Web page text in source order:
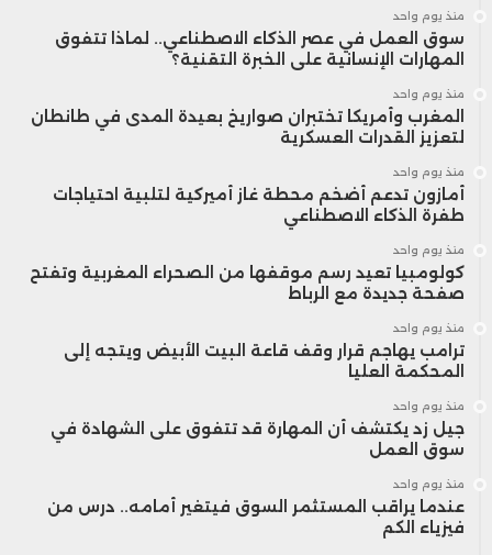
منذ يوم واحد
سوق العمل في عصر الذكاء الاصطناعي.. لماذا تتفوق
المهارات الإنسانية على الخبرة التقنية؟
منذ يوم واحد
المغرب وأمريكا تختبران صواريخ بعيدة المدى في طانطان
لتعزيز القدرات العسكرية
منذ يوم واحد
أمازون تدعم أضخم محطة غاز أميركية لتلبية احتياجات
طفرة الذكاء الاصطناعي
منذ يوم واحد
كولومبيا تعيد رسم موقفها من الصحراء المغربية وتفتح
صفحة جديدة مع الرباط
منذ يوم واحد
ترامب يهاجم قرار وقف قاعة البيت الأبيض ويتجه إلى
المحكمة العليا
منذ يوم واحد
جيل زد يكتشف أن المهارة قد تتفوق على الشهادة في
سوق العمل
منذ يوم واحد
عندما يراقب المستثمر السوق فيتغير أمامه.. درس من
فيزياء الكم